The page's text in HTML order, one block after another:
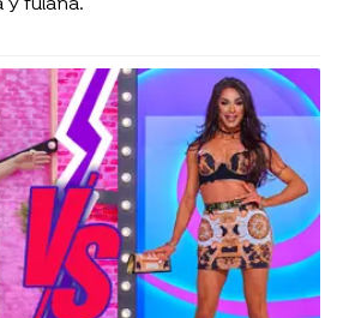
y fulana.